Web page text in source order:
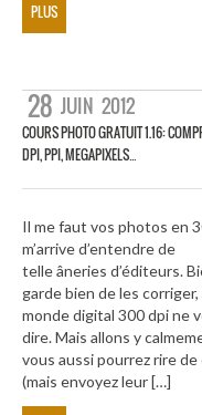
PLUS
28 JUIN 2012
COURS PHOTO GRATUIT 1.16:
DPI, PPI, MEGAPIXELS…
Il me faut vos photos en
m’arrive d’entendre de
telle âneries d’éditeurs.
garde bien de les
monde digital 300 dpi ne
dire. Mais allons y
vous aussi pourrez rire
(mais envoyez leur […]